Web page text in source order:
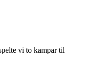
vi to kampar til